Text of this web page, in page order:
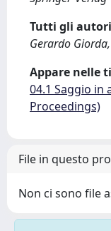
Tutti gli autori
Gerardo
Appare nelle
04.1 Saggio in
Proceedings)
File in questo
Non ci sono file